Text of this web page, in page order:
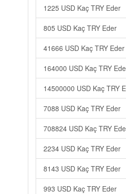
1225 USD Kaç TRY Eder
805 USD Kaç TRY Eder
41666 USD Kaç TRY Eder
164000 USD Kaç TRY
14500000 USD Kaç TRY
7088 USD Kaç TRY Eder
708824 USD Kaç TRY
2234 USD Kaç TRY Eder
8143 USD Kaç TRY Eder
993 USD Kaç TRY Eder